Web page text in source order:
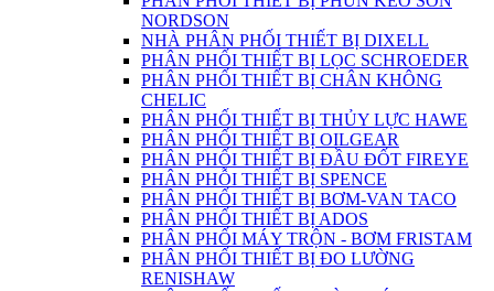
NORDSON
NHÀ PHÂN PHỐI THIẾT BỊ DIXELL
PHÂN PHỐI THIẾT BỊ LỌC SCHROEDER
PHÂN PHỐI THIẾT BỊ CHÂN KHÔNG
CHELIC
PHÂN PHỐI THIẾT BỊ THỦY LỰC HAWE
PHÂN PHỐI THIẾT BỊ OILGEAR
PHÂN PHỐI THIẾT BỊ ĐẦU ĐỐT FIREYE
PHÂN PHỖI THIẾT BỊ SPENCE
PHÂN PHỐI THIẾT BỊ BƠM-VAN TACO
PHÂN PHỐI THIẾT BỊ ADOS
PHÂN PHỐI MÁY TRỘN - BƠM FRISTAM
PHÂN PHỐI THIẾT BỊ ĐO LƯỜNG
RENISHAW